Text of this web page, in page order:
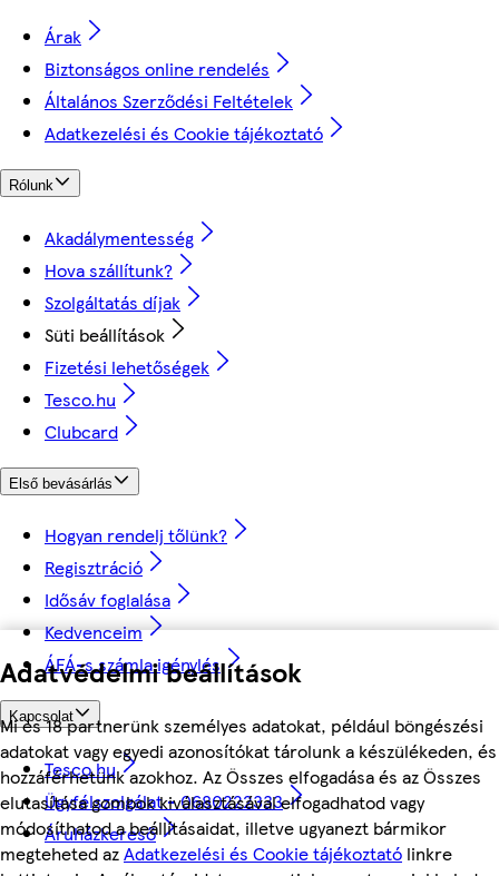
Adatvédelmi beállítások
Mi és 18 partnerünk személyes adatokat, például böngészési
adatokat vagy egyedi azonosítókat tárolunk a készülékeden, és
hozzáférhetünk azokhoz. Az Összes elfogadása és az Összes
elutasítása gombok kiválasztásával elfogadhatod vagy
módosíthatod a beállításaidat, illetve ugyanezt bármikor
megteheted azAdatkezelési és Cookie tájékoztató linkre
Árak
Biztonságos online rendelés
Általános Szerződési Feltételek
Adatkezelési és Cookie tájékoztató
Rólunk
Akadálymentesség
Hova szállítunk?
Szolgáltatás díjak
Süti beállítások
Fizetési lehetőségek
Tesco.hu
Clubcard
Első bevásárlás
Hogyan rendelj tőlünk?
Regisztráció
Idősáv foglalása
Kedvenceim
ÁFÁ-s számla igénylés
Kapcsolat
Tesco.hu
Ügyfélszolgálat - 0680222333
Áruházkereső